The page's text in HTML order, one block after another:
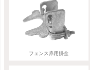
フェンス扉用掛金